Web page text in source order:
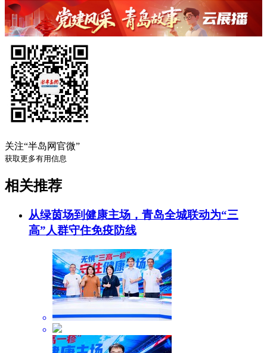
关注“半岛网官微”
获取更多有用信息
相关推荐
从绿茵场到健康主场，青岛全城联动为“三
高”人群守住免疫防线